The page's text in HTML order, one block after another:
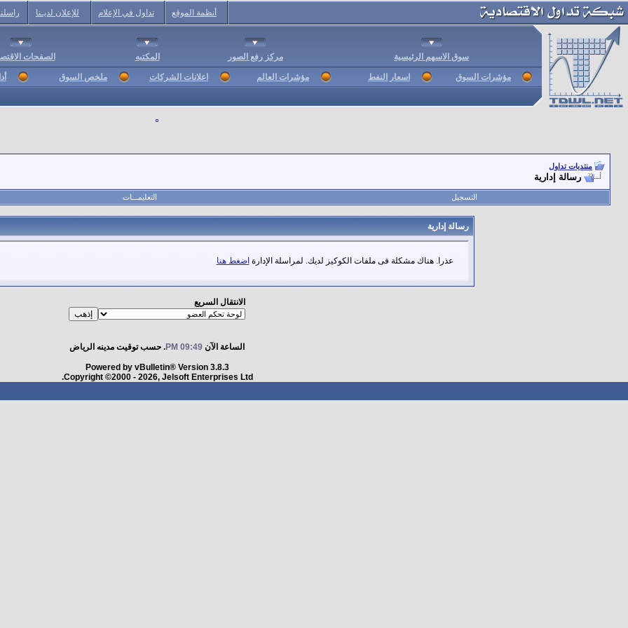
أنظمة الموقع تداول في الإعلام للإعلان لديـنا
سوق الاسهم الرئيسية مركز رفع الصور المكتبه الصفحات
مؤشرات السوق اسعار النفط مؤشرات العالم اعلانات الشركات ملخص السوق
منتديات تداول
رسالة إدارية
التسجيل التعليمـــات
رسالة إدارية
عذرا. هناك مشكلة فى ملفات الكوكيز لديك. لمراسلة الإدارة اضغط هنا
الانتقال السريع
الساعة الآن 09:49 PM . حسب توقيت مدينه الرياض
Powered by vBulletin® Version 3.8.3
Copyright ©2000 - 2026, Jelsoft Enterprises Ltd.